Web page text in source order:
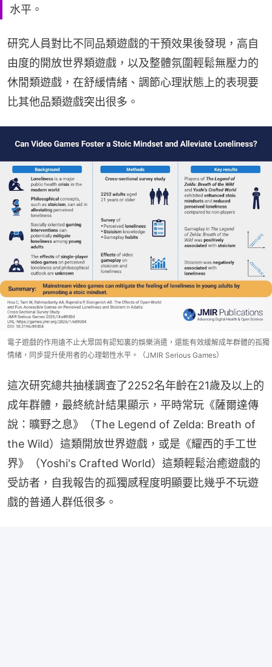
水平。
研究人員對比不同品類遊戲的干預效果後發現，高自
由度的開放世界類遊戲，以及整體氛圍輕鬆無壓力的
休閒類遊戲，在舒緩情緒、調節心理狀態上的表現要
比其他品類遊戲突出很多。
電子遊戲的作用遠不止大眾固有認知裏的娛樂消遣，還能有效緩解成年群體的孤獨
情緒，同步提升使用者的心理韌性水平。（JMIR Serious Games）
這次研究總共抽樣調查了2252名年齡在21歲及以上的
成年群體，最終統計結果顯示，平時常玩《薩爾達傳
說：曠野之息》（The Legend of Zelda: Breath of
the Wild）這類開放世界遊戲，或是《耀西的手工世
界》（Yoshi's Crafted World）這類輕鬆治癒遊戲的
受訪者，自我報告的孤獨感程度明顯要比幾乎不玩遊
戲的普通人群低很多。